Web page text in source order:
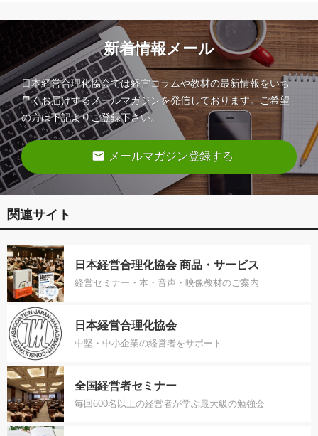
新着情報メール
日本経営合理化協会では経営コラムや教材の最新情報をいち
早くお届けするメールマガジンを発信しております。ご希望
の方は下記よりご登録下さい。
email メールマガジン登録する
関連サイト
日本経営合理化協会 商品・サービス
経営セミナー・本・音声・映像教材のご案内
日本経営合理化協会
中堅・中小企業の経営者をサポート
全国経営者セミナー
毎回600名以上の経営者が学ぶ最大級の勉強会